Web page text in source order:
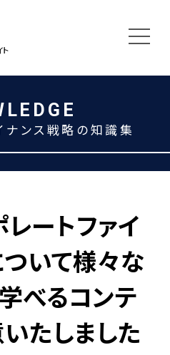
ナンス戦略の知識集
ートファイ
いて様々な
べるコンテ
たしました